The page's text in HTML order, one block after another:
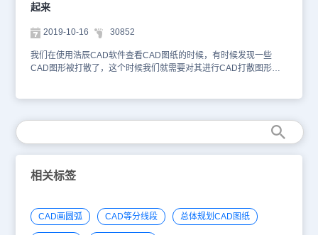
起来
2019-10-16 30852
我们在使用浩辰CAD软件查看CAD图纸的时候，有时候发现一些
CAD图形被打散了，这个时候我们就需要对其进行CAD打散图形合
种CAD打散图形合并的方法，从文字内容来看，大家就应该知道这个
相关标签
CAD画圆弧 CAD等分线段 总体规划CAD图纸